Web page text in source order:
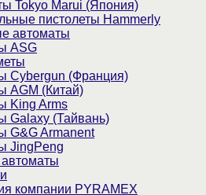
Tokyo Marui (Япония)
пистолеты Hammerly
автоматы
ASG
Cybergun (Франция)
AGM (Китай)
King Arms
Galaxy (Тайвань)
G&G Armanent
JingPeng
компании PYRAMEX